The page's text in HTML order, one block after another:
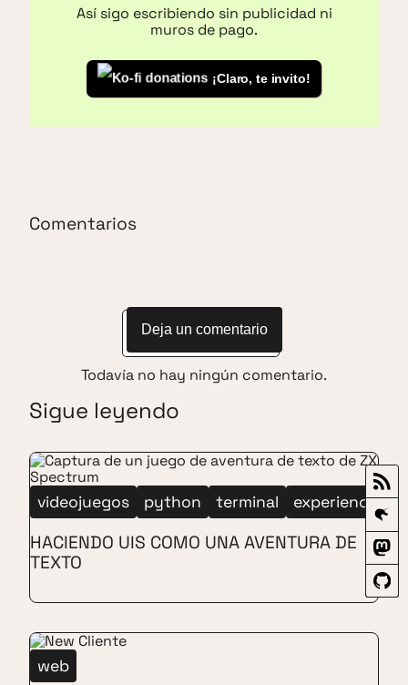
Así sigo escribiendo sin publicidad ni
muros de pago.
¡Claro, te invito!
Comentarios
Deja un comentario
Todavía no hay ningún comentario.
Sigue leyendo
videojuegos python terminal experiencia
HACIENDO UIS COMO UNA AVENTURA DE
TEXTO
web